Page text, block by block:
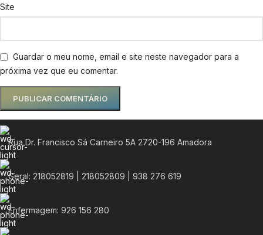
Site
Guardar o meu nome, email e site neste navegador para a
próxima vez que eu comentar.
Rua Dr. Francisco Sá Carneiro 5A 2720-196 Amadora
Geral: 218052819 | 218052809 | 938 276 619
Enfermagem: 926 156 280